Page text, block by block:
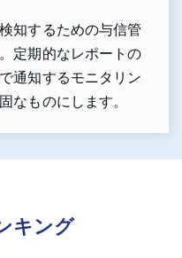
知するための与信管
定期的なレポートの
通知するモニタリン
なものにします。
キング